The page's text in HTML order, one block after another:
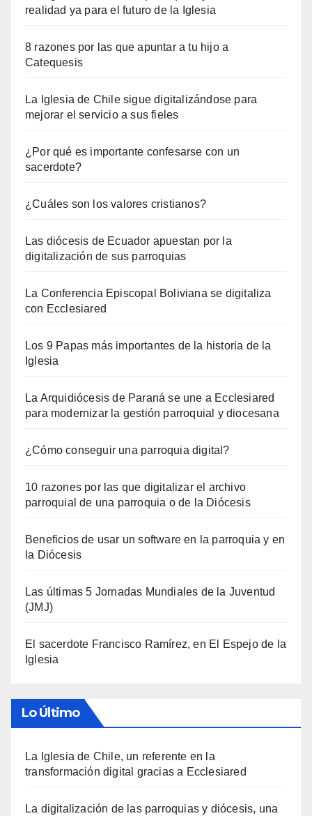
realidad ya para el futuro de la Iglesia
8 razones por las que apuntar a tu hijo a
Catequesis
La Iglesia de Chile sigue digitalizándose para
mejorar el servicio a sus fieles
¿Por qué es importante confesarse con un
sacerdote?
¿Cuáles son los valores cristianos?
Las diócesis de Ecuador apuestan por la
digitalización de sus parroquias
La Conferencia Episcopal Boliviana se digitaliza
con Ecclesiared
Los 9 Papas más importantes de la historia de la
Iglesia
La Arquidiócesis de Paraná se une a Ecclesiared
para modernizar la gestión parroquial y diocesana
¿Cómo conseguir una parroquia digital?
10 razones por las que digitalizar el archivo
parroquial de una parroquia o de la Diócesis
Beneficios de usar un software en la parroquia y en
la Diócesis
Las últimas 5 Jornadas Mundiales de la Juventud
(JMJ)
El sacerdote Francisco Ramírez, en El Espejo de la
Iglesia
Lo Último
La Iglesia de Chile, un referente en la
transformación digital gracias a Ecclesiared
La digitalización de las parroquias y diócesis, una